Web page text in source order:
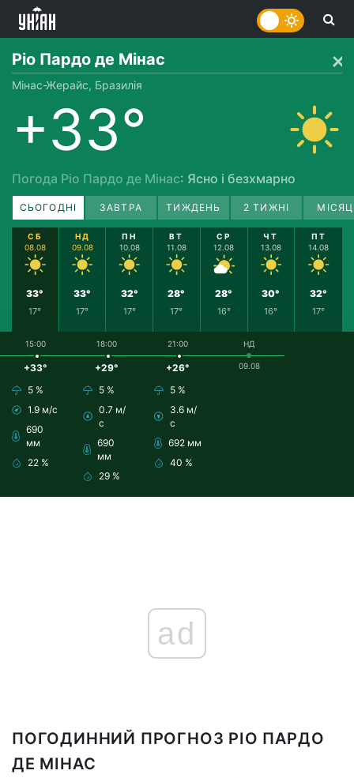
Ріо Пардо де Мінас
Мінас-Жерайс, Бразилія
+33°
Погода Ріо Пардо де Мінас: Ясно і безхмарно
СЬОГОДНІ ЗАВТРА ТИЖДЕНЬ 2 ТИЖНІ
СБ
08.08
33°
17°
НД
09.08
33°
17°
ПН
10.08
32°
17°
ВТ
11.08
28°
17°
СР
12.08
28°
16°
ЧТ
13.08
30°
16°
ПТ
14.08
32°
17°
15:00
+33°
5 %
1.9 м/с
690
мм
22 %
18:00
+29°
5 %
0.7 м/
с
690
мм
29 %
21:00
+26°
5 %
3.6 м/
с
692 мм
40 %
НД
09.08
ad
ПОГОДИННИЙ ПРОГНОЗ РІО ПАРДО
ДЕ МІНАС